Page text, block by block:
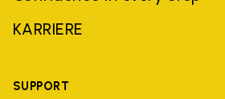
KARRIERE
SUPPORT